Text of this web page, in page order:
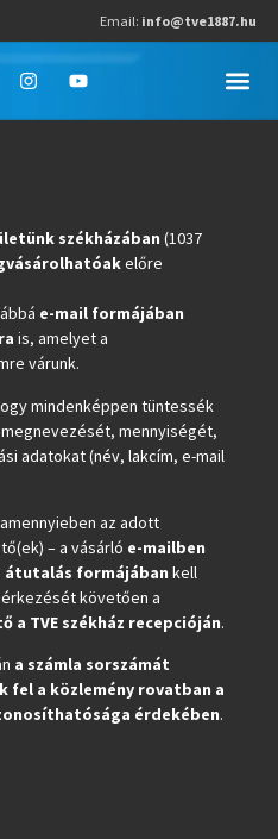
Email: info@tve1887.hu
székházában (1037
előre
e-mail formájában
is, amelyet a
várunk.
mindenképpen tüntessék
mennyiségét,
adatokat (név, lakcím, e-mail
az adott
– a vásárló e-mailben
átutalás formájában kell
követően a
a TVE székház recepcióján.
a számla sorszámát
fel a közlemény rovatban a
érdekében.